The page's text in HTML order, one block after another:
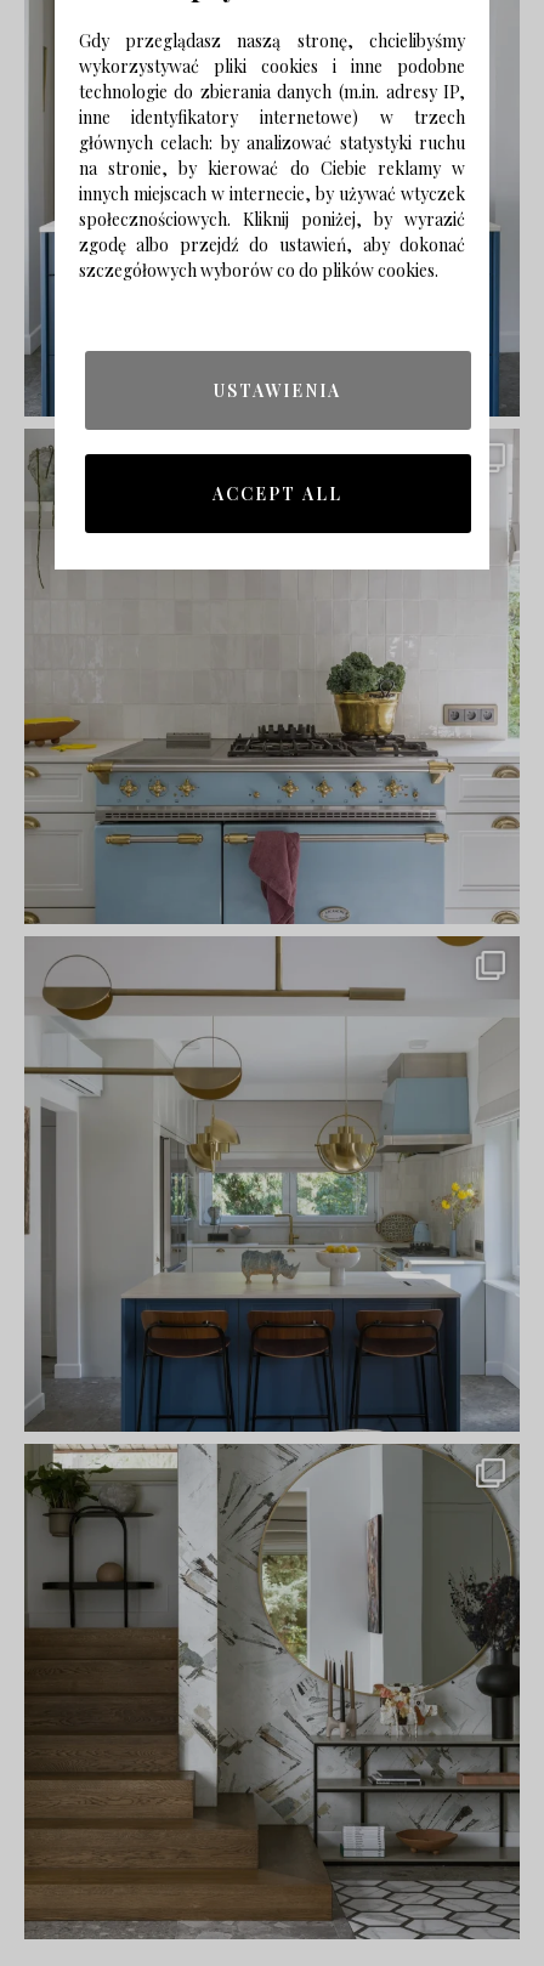
Gdy przeglądasz naszą stronę, chcielibyśmy
wykorzystywać pliki cookies i inne podobne
technologie do zbierania danych (m.in. adresy IP,
inne identyfikatory internetowe) w trzech
głównych celach: by analizować statystyki ruchu
na stronie, by kierować do Ciebie reklamy w
innych miejscach w internecie, by używać wtyczek
społecznościowych. Kliknij poniżej, by wyrazić
zgodę albo przejdź do ustawień, aby dokonać
szczegółowych wyborów co do plików cookies.
USTAWIENIA
ACCEPT ALL